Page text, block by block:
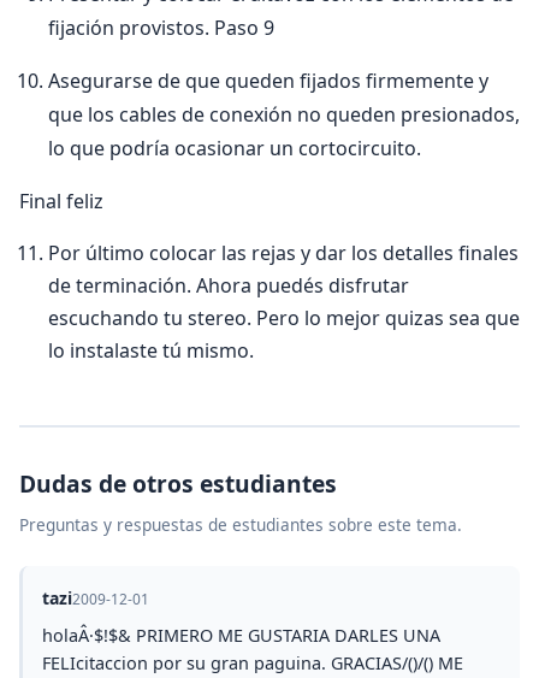
fijación provistos. Paso 9
Asegurarse de que queden fijados firmemente y
que los cables de conexión no queden presionados,
lo que podría ocasionar un cortocircuito.
Final feliz
Por último colocar las rejas y dar los detalles finales
de terminación. Ahora puedés disfrutar
escuchando tu stereo. Pero lo mejor quizas sea que
lo instalaste tú mismo.
Dudas de otros estudiantes
Preguntas y respuestas de estudiantes sobre este tema.
tazi2009-12-01
holaÂ·$!$& PRIMERO ME GUSTARIA DARLES UNA
FELIcitaccion por su gran paguina. GRACIAS/()/() ME